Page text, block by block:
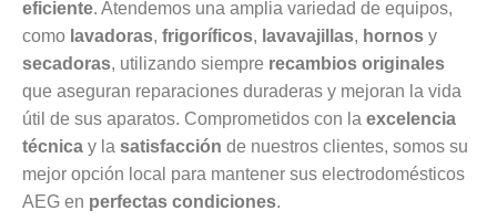
eficiente. Atendemos una amplia variedad de equipos,
como lavadoras, frigoríficos, lavavajillas, hornos y
secadoras, utilizando siempre recambios originales
que aseguran reparaciones duraderas y mejoran la vida
útil de sus aparatos. Comprometidos con la excelencia
técnica y la satisfacción de nuestros clientes, somos su
mejor opción local para mantener sus electrodomésticos
AEG en perfectas condiciones.